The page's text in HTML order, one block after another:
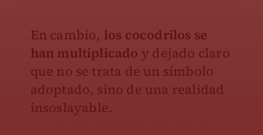
En cambio, los cocodrilos se
han multiplicado y dejado claro
que no se trata de un símbolo
adoptado, sino de una realidad
insoslayable.